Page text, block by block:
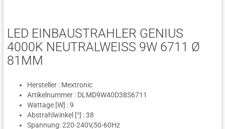
LED EINBAUSTRAHLER GENIUS
4000K NEUTRALWEISS 9W 6711 Ø 8
1MM
Hersteller : Mextronic
Artikelnummer : DLMD9W40D38S6711
Wattage [W] : 9
Abstrahlwinkel [°] : 38
Spannung: 220-240V,50-60Hz